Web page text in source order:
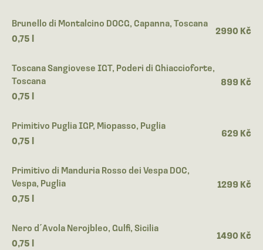
Brunello di Montalcino DOCG, Capanna, Toscana
0,75 l
2990 Kč
Toscana Sangiovese IGT, Poderi di Ghiaccioforte,
Toscana
0,75 l
899 Kč
Primitivo Puglia IGP, Miopasso, Puglia
0,75 l
629 Kč
Primitivo di Manduria Rosso dei Vespa DOC,
Vespa, Puglia
0,75 l
1299 Kč
Nero d´Avola Nerojbleo, Gulfi, Sicilia
0,75 l
1490 Kč